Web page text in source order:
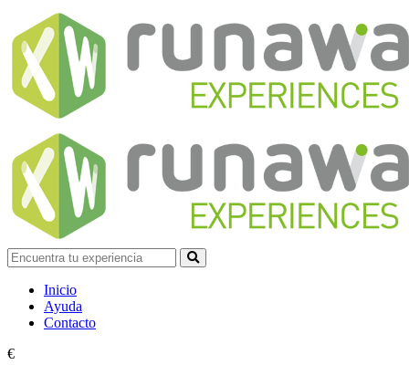
Inicio
Ayuda
Contacto
€